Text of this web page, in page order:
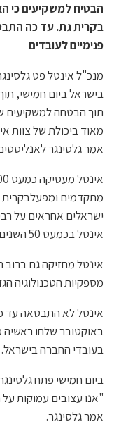
הבטיח למשקיעים כי
בקרית גת. עד כה
פנימיים לעובדים
מנכ"ל אינטל פט
בישראל ביום חמישי,
תוך הבטחה למשקיעים
מאוד ביכולת של צוות
אמר גלסינגר
ישראלים אחראים על
אינטל בכמעט 50 השנים שבהן החברה פועלת בארץ.
אינטל מחזיקה גם
מספקיות הטכנולוגיה
באוקטובר שלחו ראשיה
בעובדי החברה בישראל.
ביום חמישי פתח
"אנו עצובים עמוקות
אמר גלסינגר.